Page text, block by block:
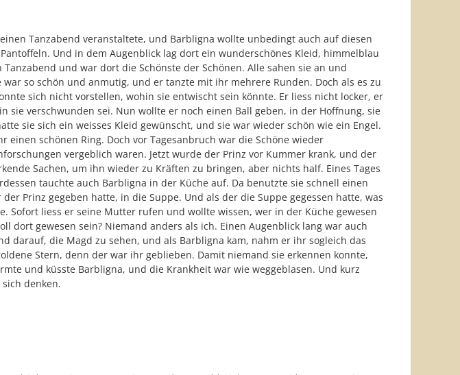
Tanzabend veranstaltete, und Barbligna wollte unbedingt auch auf diesen
Und in dem Augenblick lag dort ein wunderschönes Kleid, himmelblau
und war dort die Schönste der Schönen. Alle sahen sie an und
so schön und anmutig, und er tanzte mit ihr mehrere Runden. Doch als es zu
sich nicht vorstellen, wohin sie entwischt sein könnte. Er liess nicht locker, er
verschwunden sei. Nun wollte er noch einen Ball geben, in der Hoffnung, sie
sie sich ein weisses Kleid gewünscht, und sie war wieder schön wie ein Engel.
schönen Ring. Doch vor Tagesanbruch war die Schöne wieder
vergeblich waren. Jetzt wurde der Prinz vor Kummer krank, und der
Sachen, um ihn wieder zu Kräften zu bringen, aber nichts half. Eines Tages
tauchte auch Barbligna in der Küche auf. Da benutzte sie schnell einen
Prinz gegeben hatte, in die Suppe. Und als der die Suppe gegessen hatte, was
Sofort liess er seine Mutter rufen und wollte wissen, wer in der Küche gewesen
dort gewesen sein? Niemand anders als ich. Einen Augenblick lang war auch
darauf, die Magd zu sehen, und als Barbligna kam, nahm er ihr sogleich das
Stern, denn der war ihr geblieben. Damit niemand sie erkennen konnte,
und küsste Barbligna, und die Krankheit war wie weggeblasen. Und kurz
denken.